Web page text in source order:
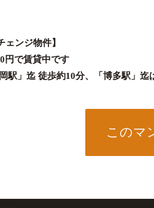
ェンジ物件】
円で賃貸中です
駅」迄 徒歩約10分、「博多駅」
このマ